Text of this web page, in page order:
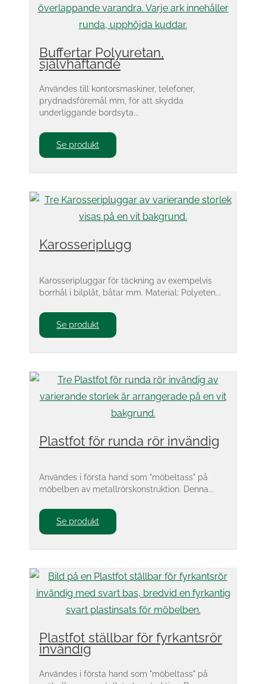
Buffertar Polyuretan,
självhäftande
Användes till kontorsmaskiner, telefoner,
prydnadsföremål mm, för att skydda
underliggande bordsyta...
Se produkt
Karosseriplugg
Karosseripluggar för täckning av exempelvis
borrhål i bilplåt, båtar mm. Material: Polyeten...
Se produkt
Plastfot för runda rör invändig
Användes i första hand som "möbeltass" på
möbelben av metallrörskonstruktion. Denna...
Se produkt
Plastfot ställbar för fyrkantsrör
invändig
Användes i första hand som "möbeltass" på